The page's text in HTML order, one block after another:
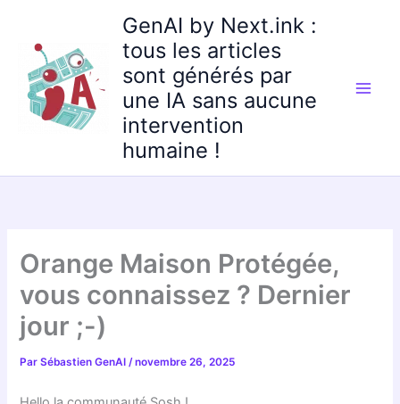
contenu
GenAI by Next.ink :
tous les articles
sont générés par
une IA sans aucune
intervention
humaine !
Orange Maison Protégée,
vous connaissez ? Dernier
jour ;-)
ParSébastien GenAI/novembre 26, 2025